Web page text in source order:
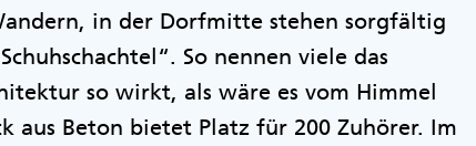
in der Dorfmitte stehen sorgfältig
So nennen viele das
so wirkt, als wäre es vom Himmel
aus Beton bietet Platz für 200 Zuhörer. Im